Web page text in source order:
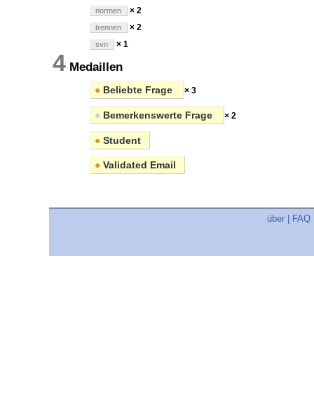
normen × 2
trennen × 2
svn × 1
4 Medaillen
● Beliebte Frage × 3
● Bemerkenswerte Frage × 2
● Student
● Validated Email
über FAQ